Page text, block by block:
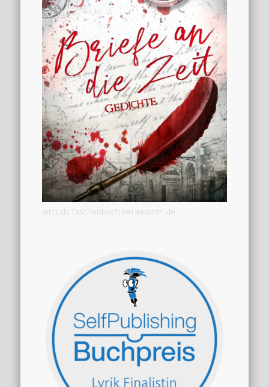
Jetzt als Taschenbuch bei amazon.de